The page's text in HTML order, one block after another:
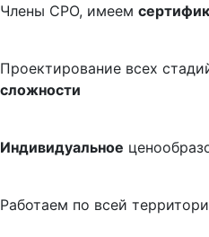
Члены СРО, имеем
Проектирование всех
сложности
Индивидуальное
Работаем по всей